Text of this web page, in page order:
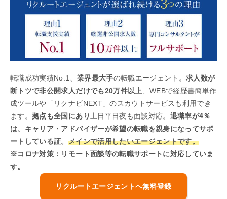
転職成功実績No.1、 業界最大手の転職エージェント。求人数が
断トツで非公開求人だけでも20万件以上
、WEBで経歴書簡単作
成ツールや「リクナビNEXT」のスカウトサービスも利用でき
ます。拠点も全国にあり 土日平日夜も面談対応。 退職率が4％
は、キャリア・アドバイザーが希望の転職を親身になってサポ
ートしている証。 メインで活用したいエージェントです。
※コロナ対策：リモート面談等の転職サポートに対応していま
す。
リクルートエージェントへ無料登録